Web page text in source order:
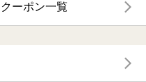
ーポン一覧